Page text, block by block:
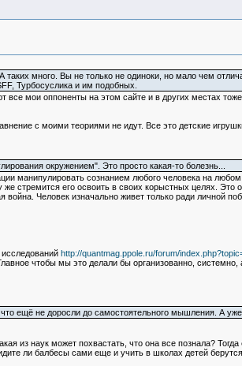
много. Вы не только не одиноки, но мало чем
Турбосуслика и им подобных.
мои оппоненты на этом сайте и в других местах
с моими теориями не идут. Все это детские
окружением". Это просто какая-то болезнь...
манипулировать сознанием любого человека на
стремится его освоить в своих корыстных целях. Это
война. Человек изначально живет только ради личной
http://quantmag.ppole.ru/forum/
чтобы мы это делали бы организованно, системно,
ещё не доросли до самостоятельного мышления. А уже
из наук может похвастать, что она все познала?
ли балбесы сами еще и учить в школах детей берутся.